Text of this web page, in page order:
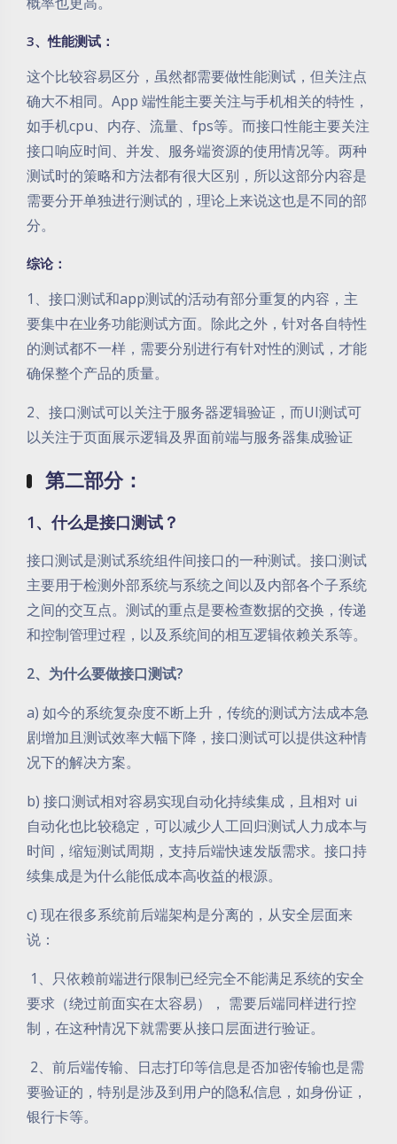
3、性能测试：
这个比较容易区分，虽然都需要做性能测试，但关注点
确大不相同。App 端性能主要关注与手机相关的特性，
如手机cpu、内存、流量、fps等。而接口性能主要关注
接口响应时间、并发、服务端资源的使用情况等。两种
测试时的策略和方法都有很大区别，所以这部分内容是
需要分开单独进行测试的，理论上来说这也是不同的部
分。
综论：
1、接口测试和app测试的活动有部分重复的内容，主
要集中在业务功能测试方面。除此之外，针对各自特性
的测试都不一样，需要分别进行有针对性的测试，才能
确保整个产品的质量。
2、接口测试可以关注于服务器逻辑验证，而UI测试可
以关注于页面展示逻辑及界面前端与服务器集成验证
第二部分：
1、什么是接口测试？
接口测试是测试系统组件间接口的一种测试。接口测试
主要用于检测外部系统与系统之间以及内部各个子系统
之间的交互点。测试的重点是要检查数据的交换，传递
和控制管理过程，以及系统间的相互逻辑依赖关系等。
2、为什么要做接口测试?
a) 如今的系统复杂度不断上升，传统的测试方法成本急
剧增加且测试效率大幅下降，接口测试可以提供这种情
况下的解决方案。
b) 接口测试相对容易实现自动化持续集成，且相对 ui
自动化也比较稳定，可以减少人工回归测试人力成本与
时间，缩短测试周期，支持后端快速发版需求。接口持
续集成是为什么能低成本高收益的根源。
c) 现在很多系统前后端架构是分离的，从安全层面来
说：
​ 1、只依赖前端进行限制已经完全不能满足系统的安全
要求（绕过前面实在太容易）， 需要后端同样进行控
制，在这种情况下就需要从接口层面进行验证。
​ 2、前后端传输、日志打印等信息是否加密传输也是需
要验证的，特别是涉及到用户的隐私信息，如身份证，
银行卡等。